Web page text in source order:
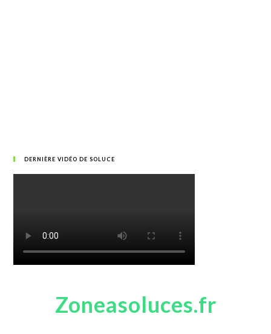
DERNIÈRE VIDÉO DE SOLUCE
Zoneasoluces.fr